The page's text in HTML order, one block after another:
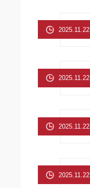
2025.11.22
2025.11.22
2025.11.22
2025.11.22